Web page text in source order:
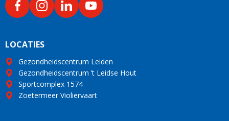
LOCATIES
Gezondheidscentrum Leiden
Gezondheidscentrum ’t Leidse Hout
Sportcomplex 1574
Zoetermeer Violiervaart